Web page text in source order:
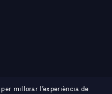
millorar l’experiència de